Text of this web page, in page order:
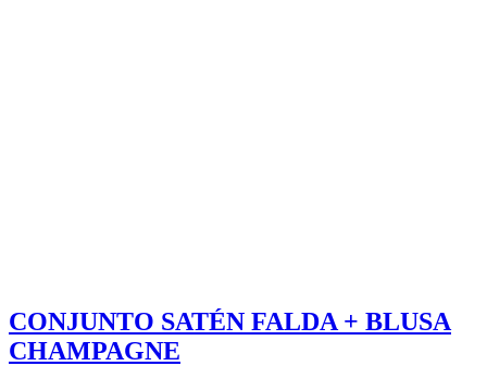
CONJUNTO SATÉN FALDA + BLUSA
CHAMPAGNE